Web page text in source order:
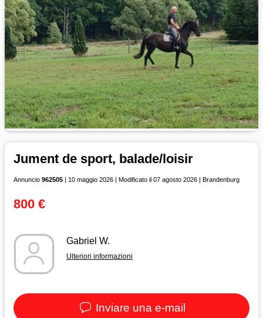
Jument de sport, balade/loisir
Annuncio 962505 | 10 maggio 2026 | Modificato il 07 agosto 2026 | Brandenburg
800 €
Gabriel W.
Ulteriori informazioni
Inviare una e-mail